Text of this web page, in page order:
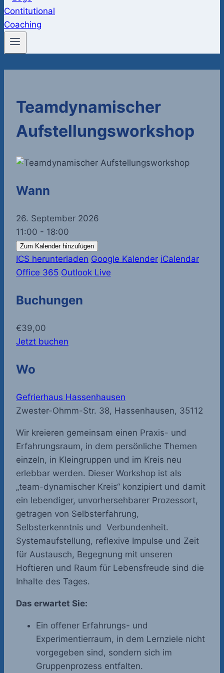
Teamdynamischer
Aufstellungsworkshop
Wann
26. September 2026
11:00 - 18:00
Zum Kalender hinzufügen
ICS herunterladen Google Kalender iCalendar
Office 365 Outlook Live
Buchungen
€39,00
Jetzt buchen
Wo
Gefrierhaus Hassenhausen
Zwester-Ohmm-Str. 38, Hassenhausen, 35112
Wir kreieren gemeinsam einen Praxis- und
Erfahrungsraum, in dem persönliche Themen
einzeln, in Kleingruppen und im Kreis neu
erlebbar werden. Dieser Workshop ist als
„team-dynamischer Kreis“ konzipiert und damit
ein lebendiger, unvorhersehbarer Prozessort,
getragen von Selbsterfahrung,
Selbsterkenntnis und Verbundenheit.
Systemaufstellung, reflexive Impulse und Zeit
für Austausch, Begegnung mit unseren
Hoftieren und Raum für Lebensfreude sind die
Inhalte des Tages.
Das erwartet Sie:
Ein offener Erfahrungs- und
Experimentierraum, in dem Lernziele nicht
vorgegeben sind, sondern sich im
Gruppenprozess entfalten.